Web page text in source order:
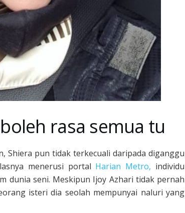
rasa semua tu
Shiera pun tidak terkecuali daripada diganggu
menerusi portal Harian Metro, individu
dunia seni. Meskipun Ijoy Azhari tidak pernah
isteri dia seolah mempunyai naluri yang